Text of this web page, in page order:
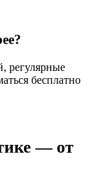
регулярные
бесплатно
— от